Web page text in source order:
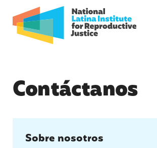
Contáctanos
Sobre nosotros